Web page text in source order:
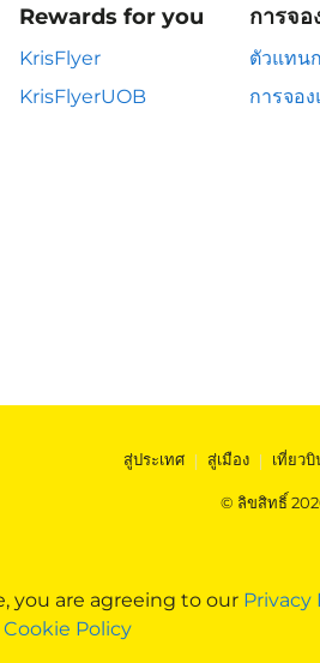
you are agreeing to our Privacy
Cookie Policy
Rewards for you
KrisFlyer
KrisFlyerUOB
การจ
ตัวแทน
การจอ
สู่ประเทศ | สู่เมือง | เที่ยวบิ
© ลิขสิทธิ์